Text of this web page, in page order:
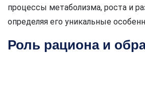
процессы метаболизма, роста и
определяя его уникальные
Роль рациона и